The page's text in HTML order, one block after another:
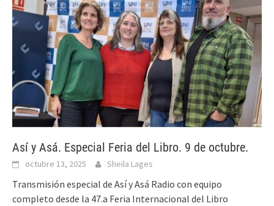
Así y Asá. Especial Feria del Libro. 9 de octubre.
octubre 13, 2025 Sheila Lages
Transmisión especial de Así y Asá Radio con equipo
completo desde la 47.a Feria Internacional del Libro